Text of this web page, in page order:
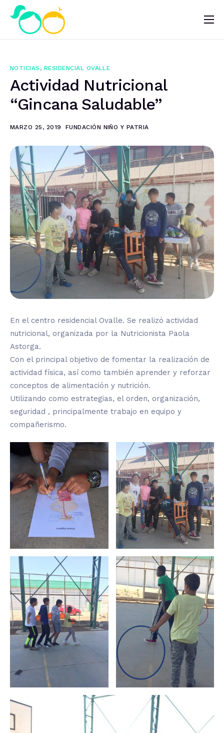
Nosotros
Noticias
¿Quieres ayudar?
NOTICIAS , RESIDENCIAL OVALLE
Actividad Nutricional
“Gincana Saludable”
MARZO 25, 2019 FUNDACIÓN NIÑO Y PATRIA
En el centro residencial Ovalle. Se realizó actividad
nutricional, organizada por la Nutricionista Paola
Astorga.
Con el principal objetivo de fomentar la realización de
actividad física, así como también aprender y reforzar
conceptos de alimentación y nutrición.
Utilizando como estrategias, el orden, organización,
seguridad , principalmente trabajo en equipo y
compañerismo.